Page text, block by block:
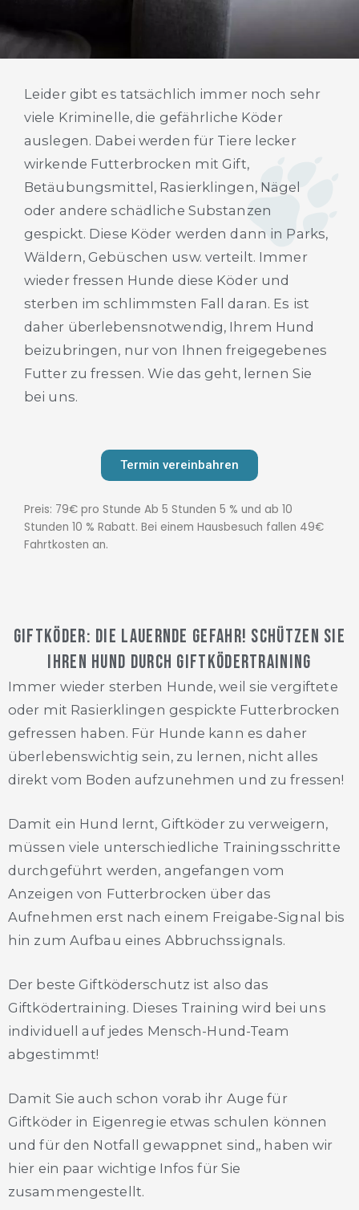
Leider gibt es tatsächlich immer noch sehr
viele Kriminelle, die gefährliche Köder
auslegen. Dabei werden für Tiere lecker
wirkende Futterbrocken mit Gift,
Betäubungsmittel, Rasierklingen, Nägel
oder andere schädliche Substanzen
gespickt. Diese Köder werden dann in Parks,
Wäldern, Gebüschen usw. verteilt. Immer
wieder fressen Hunde diese Köder und
sterben im schlimmsten Fall daran. Es ist
daher überlebensnotwendig, Ihrem Hund
beizubringen, nur von Ihnen freigegebenes
Futter zu fressen. Wie das geht, lernen Sie
bei uns.
Termin vereinbahren
Preis: 79€ pro Stunde Ab 5 Stunden 5 % und ab 10
Stunden 10 % Rabatt. Bei einem Hausbesuch fallen 49€
Fahrtkosten an.
Giftköder: Die lauernde Gefahr! Schützen Sie
Ihren Hund durch Giftködertraining
Immer wieder sterben Hunde, weil sie vergiftete
oder mit Rasierklingen gespickte Futterbrocken
gefressen haben. Für Hunde kann es daher
überlebenswichtig sein, zu lernen, nicht alles
direkt vom Boden aufzunehmen und zu fressen!
Damit ein Hund lernt, Giftköder zu verweigern,
müssen viele unterschiedliche Trainingsschritte
durchgeführt werden, angefangen vom
Anzeigen von Futterbrocken über das
Aufnehmen erst nach einem Freigabe-Signal bis
hin zum Aufbau eines Abbruchssignals.
Der beste Giftköderschutz ist also das
Giftködertraining. Dieses Training wird bei uns
individuell auf jedes Mensch-Hund-Team
abgestimmt!
Damit Sie auch schon vorab ihr Auge für
Giftköder in Eigenregie etwas schulen können
und für den Notfall gewappnet sind,, haben wir
hier ein paar wichtige Infos für Sie
zusammengestellt.